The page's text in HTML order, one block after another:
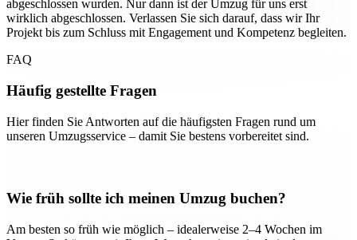
abgeschlossen wurden. Nur dann ist der Umzug für uns erst
wirklich abgeschlossen. Verlassen Sie sich darauf, dass wir Ihr
Projekt bis zum Schluss mit Engagement und Kompetenz begleiten.
FAQ
Häufig gestellte Fragen
Hier finden Sie Antworten auf die häufigsten Fragen rund um
unseren Umzugsservice – damit Sie bestens vorbereitet sind.
Wie früh sollte ich meinen Umzug buchen?
Am besten so früh wie möglich – idealerweise 2–4 Wochen im